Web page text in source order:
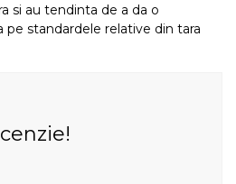
si au tendinta de a da o
pe standardele relative din tara